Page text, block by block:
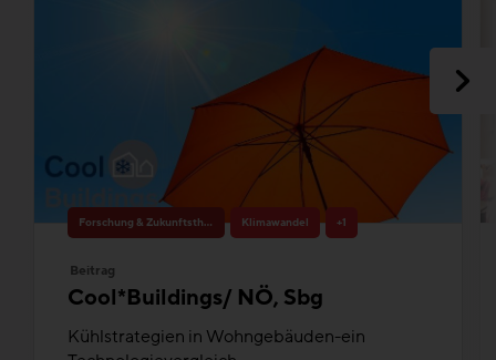
Forschung & Zukunftsthemen Klimawandel +1
Beitrag
Cool*Buildings/ NÖ, Sbg
Kühlstrategien in Wohngebäuden-ein